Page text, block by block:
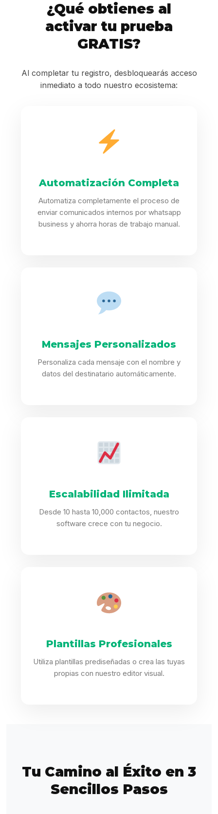
¿Qué obtienes al
activar tu prueba
GRATIS?
Al completar tu registro, desbloquearás acceso
inmediato a todo nuestro ecosistema:
Automatización Completa
Automatiza completamente el proceso de
enviar comunicados internos por whatsapp
business y ahorra horas de trabajo manual.
Mensajes Personalizados
Personaliza cada mensaje con el nombre y
datos del destinatario automáticamente.
Escalabilidad Ilimitada
Desde 10 hasta 10,000 contactos, nuestro
software crece con tu negocio.
Plantillas Profesionales
Utiliza plantillas prediseñadas o crea las tuyas
propias con nuestro editor visual.
Tu Camino al Éxito en 3
Sencillos Pasos